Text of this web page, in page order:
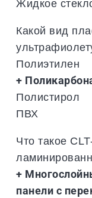
Жидкое
Какой вид
Полиэтилен
+
Полистирол
ПВХ
Что такое
+
панели с